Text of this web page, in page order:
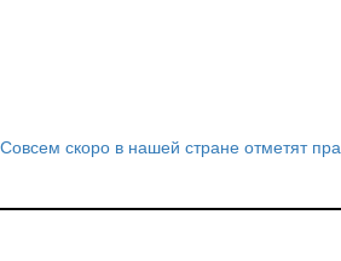
по
Совсем скоро в нашей стране отметят